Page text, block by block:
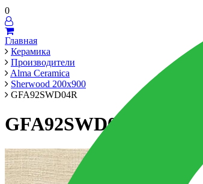
0
Главная
Керамика
Производители
Alma Ceramica
Sherwood 200x900
GFA92SWD04R
GFA92SWD04R